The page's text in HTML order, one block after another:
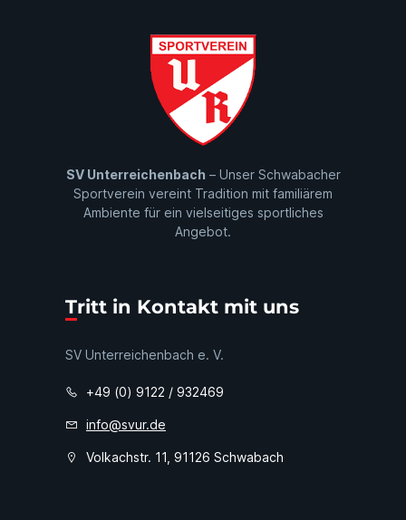
SV Unterreichenbach– Unser Schwabacher
Sportverein vereint Tradition mit familiärem
Ambiente für ein vielseitiges sportliches
Angebot.
Tritt in Kontakt mit uns
SV Unterreichenbach e. V.
+49 (0) 9122 / 932469
info@svur.de
Volkachstr. 11, 91126 Schwabach